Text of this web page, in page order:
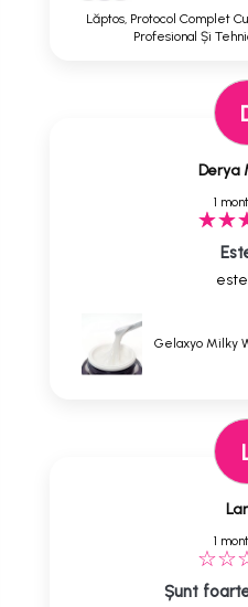
Lăptos, Protocol Complet
Profesional Și
Derya
1
Gelaxyo Milky
1
Șunt